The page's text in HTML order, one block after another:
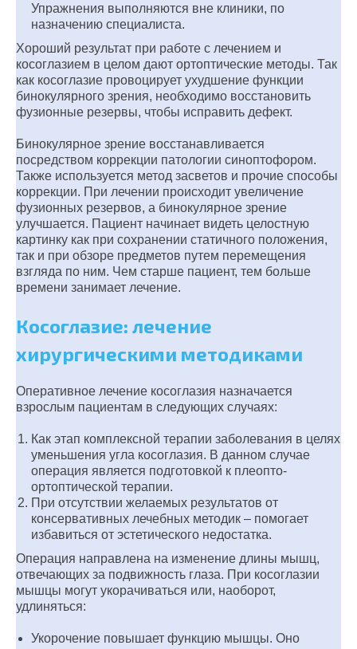
Упражнения выполняются вне клиники, по
назначению специалиста.
Хороший результат при работе с лечением и
косоглазием в целом дают ортоптические методы. Так
как косоглазие провоцирует ухудшение функции
бинокулярного зрения, необходимо восстановить
фузионные резервы, чтобы исправить дефект.
Бинокулярное зрение восстанавливается
посредством коррекции патологии синоптофором.
Также используется метод засветов и прочие способы
коррекции. При лечении происходит увеличение
фузионных резервов, а бинокулярное зрение
улучшается. Пациент начинает видеть целостную
картинку как при сохранении статичного положения,
так и при обзоре предметов путем перемещения
взгляда по ним. Чем старше пациент, тем больше
времени занимает лечение.
Косоглазие: лечение
хирургическими методиками
Оперативное лечение косоглазия назначается
взрослым пациентам в следующих случаях:
Как этап комплексной терапии заболевания в целях
уменьшения угла косоглазия. В данном случае
операция является подготовкой к плеопто-
ортоптической терапии.
При отсутствии желаемых результатов от
консервативных лечебных методик – помогает
избавиться от эстетического недостатка.
Операция направлена на изменение длины мышц,
отвечающих за подвижность глаза. При косоглазии
мышцы могут укорачиваться или, наоборот,
удлиняться:
Укорочение повышает функцию мышцы. Оно